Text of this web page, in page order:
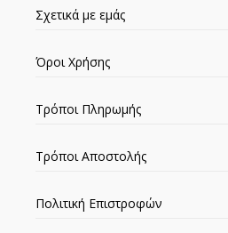
Σχετικά με εμάς
Όροι Χρήσης
Τρόποι Πληρωμής
Τρόποι Αποστολής
Πολιτική Επιστροφών